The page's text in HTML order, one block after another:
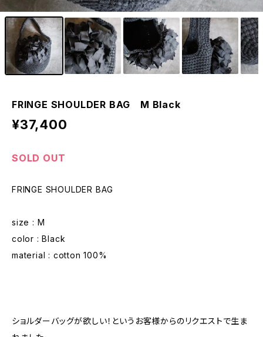
FRINGE SHOULDER BAG M Black
¥37,400
SOLD OUT
FRINGE SHOULDER BAG
size : M
color : Black
material : cotton 100%
ショルダーバッグが欲しい！というお客様からのリクエストで生ま